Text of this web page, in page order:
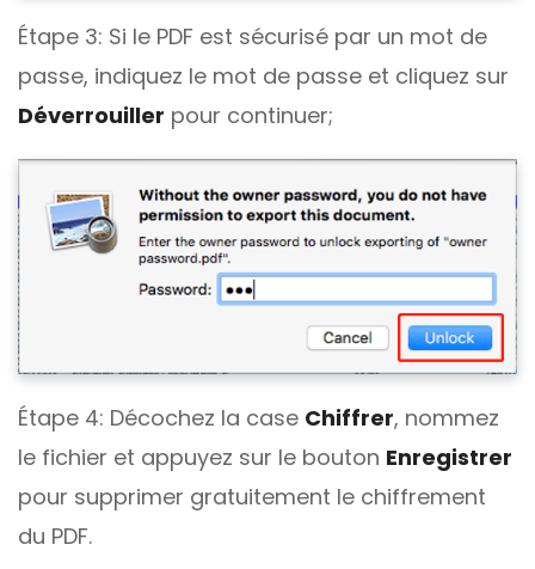
Étape 3: Si le PDF est sécurisé par un mot de
passe, indiquez le mot de passe et cliquez sur
Déverrouiller pour continuer;
Étape 4: Décochez la case Chiffrer, nommez
le fichier et appuyez sur le bouton Enregistrer
pour supprimer gratuitement le chiffrement
du PDF.